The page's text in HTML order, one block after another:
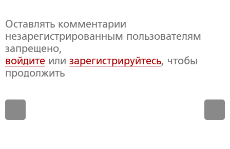
Оставлять комментарии
незарегистрированным пользователям
запрещено,
войдите или зарегистрируйтесь, чтобы
продолжить